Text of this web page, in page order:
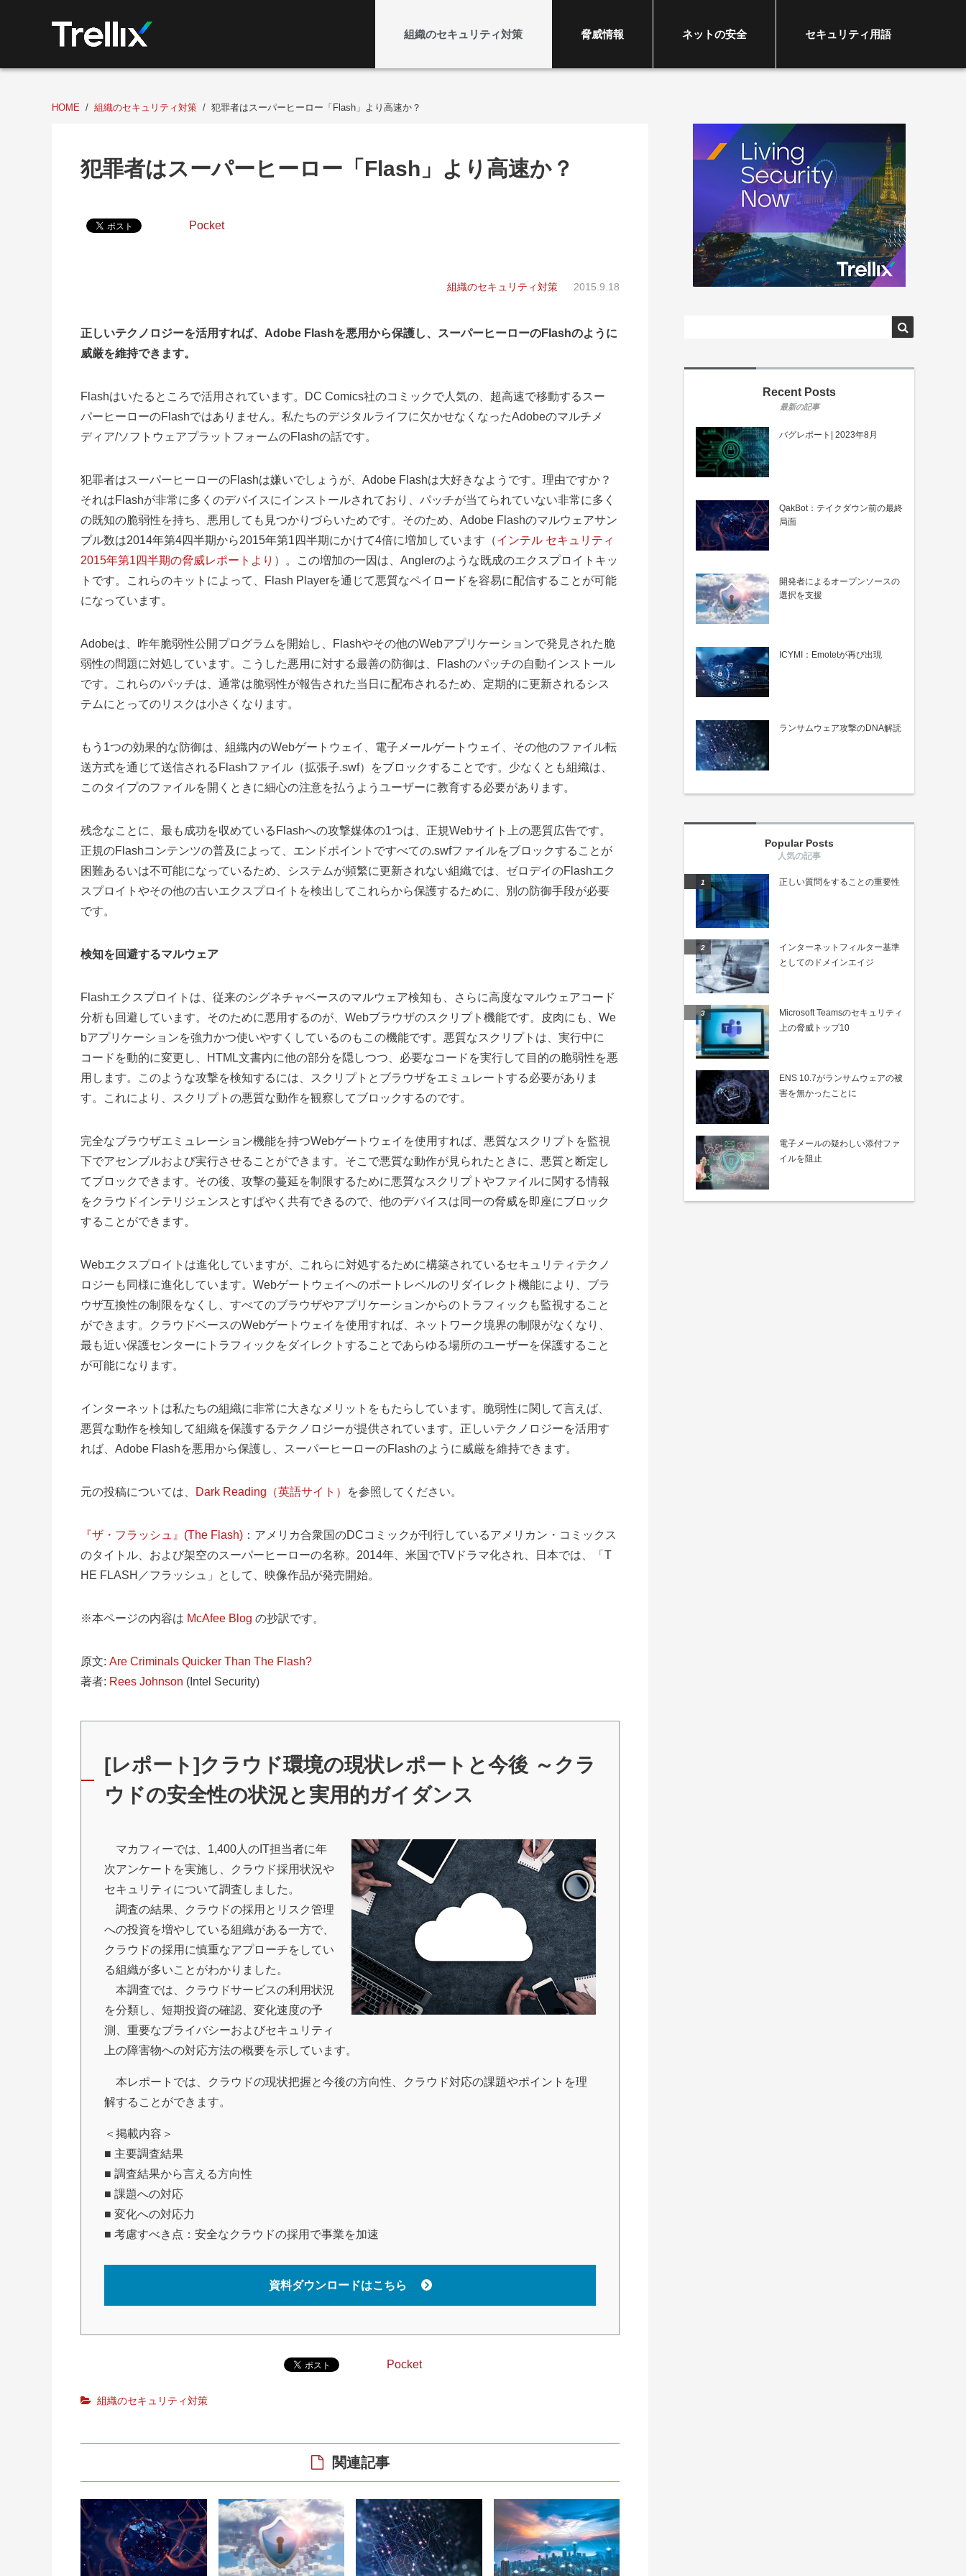
組織のセキュリティ対策 脅威情報 ネットの安全 セキュリティ用語
HOME 組織のセキュリティ対策 犯罪者はスーパーヒーロー「Flash」より高速か？
犯罪者はスーパーヒーロー「Flash」より高速か？
Pocket
組織のセキュリティ対策 2015.9.18
正しいテクノロジーを活用すれば、Adobe Flashを悪用から保護し、スーパーヒーローのFlashのように
威厳を維持できます。
Flashはいたるところで活用されています。DC Comics社のコミックで人気の、超高速で移動するスー
パーヒーローのFlashではありません。私たちのデジタルライフに欠かせなくなったAdobeのマルチメ
ディア/ソフトウェアプラットフォームのFlashの話です。
犯罪者はスーパーヒーローのFlashは嫌いでしょうが、Adobe Flashは大好きなようです。理由ですか？
それはFlashが非常に多くのデバイスにインストールされており、パッチが当てられていない非常に多く
の既知の脆弱性を持ち、悪用しても見つかりづらいためです。そのため、Adobe Flashのマルウェアサン
プル数は2014年第4四半期から2015年第1四半期にかけて4倍に増加しています（インテル セキュリティ
2015年第1四半期の脅威レポートより ）。この増加の一因は、Anglerのような既成のエクスプロイトキッ
トです。これらのキットによって、Flash Playerを通じて悪質なペイロードを容易に配信することが可能
になっています。
Adobeは、昨年脆弱性公開プログラムを開始し、Flashやその他のWebアプリケーションで発見された脆
弱性の問題に対処しています。こうした悪用に対する最善の防御は、Flashのパッチの自動インストール
です。これらのパッチは、通常は脆弱性が報告された当日に配布されるため、定期的に更新されるシス
テムにとってのリスクは小さくなります。
もう1つの効果的な防御は、組織内のWebゲートウェイ、電子メールゲートウェイ、その他のファイル転
送方式を通じて送信されるFlashファイル（拡張子.swf）をブロックすることです。少なくとも組織は、
このタイプのファイルを開くときに細心の注意を払うようユーザーに教育する必要があります。
残念なことに、最も成功を収めているFlashへの攻撃媒体の1つは、正規Webサイト上の悪質広告です。
正規のFlashコンテンツの普及によって、エンドポイントですべての.swfファイルをブロックすることが
困難あるいは不可能になっているため、システムが頻繁に更新されない組織では、ゼロデイのFlashエク
スプロイトやその他の古いエクスプロイトを検出してこれらから保護するために、別の防御手段が必要
です。
検知を回避するマルウェア
Flashエクスプロイトは、従来のシグネチャベースのマルウェア検知も、さらに高度なマルウェアコード
分析も回避しています。そのために悪用するのが、Webブラウザのスクリプト機能です。皮肉にも、We
bアプリケーションを強力かつ使いやすくしているのもこの機能です。悪質なスクリプトは、実行中に
コードを動的に変更し、HTML文書内に他の部分を隠しつつ、必要なコードを実行して目的の脆弱性を悪
用します。このような攻撃を検知するには、スクリプトとブラウザをエミュレートする必要がありま
す。これにより、スクリプトの悪質な動作を観察してブロックするのです。
完全なブラウザエミュレーション機能を持つWebゲートウェイを使用すれば、悪質なスクリプトを監視
下でアセンブルおよび実行させることができます。そこで悪質な動作が見られたときに、悪質と断定し
てブロックできます。その後、攻撃の蔓延を制限するために悪質なスクリプトやファイルに関する情報
をクラウドインテリジェンスとすばやく共有できるので、他のデバイスは同一の脅威を即座にブロック
することができます。
Webエクスプロイトは進化していますが、これらに対処するために構築されているセキュリティテクノ
ロジーも同様に進化しています。Webゲートウェイへのポートレベルのリダイレクト機能により、ブラ
ウザ互換性の制限をなくし、すべてのブラウザやアプリケーションからのトラフィックも監視すること
ができます。クラウドベースのWebゲートウェイを使用すれば、ネットワーク境界の制限がなくなり、
最も近い保護センターにトラフィックをダイレクトすることであらゆる場所のユーザーを保護すること
が可能になります。
インターネットは私たちの組織に非常に大きなメリットをもたらしています。脆弱性に関して言えば、
悪質な動作を検知して組織を保護するテクノロジーが提供されています。正しいテクノロジーを活用す
れば、Adobe Flashを悪用から保護し、スーパーヒーローのFlashのように威厳を維持できます。
元の投稿については、 Dark Reading（英語サイト） を参照してください。
『ザ・フラッシュ』(The Flash) ：アメリカ合衆国のDCコミックが刊行しているアメリカン・コミックス
のタイトル、および架空のスーパーヒーローの名称。2014年、米国でTVドラマ化され、日本では、「T
HE FLASH／フラッシュ」として、映像作品が発売開始。
※本ページの内容は McAfee Blog の抄訳です。
原文: Are Criminals Quicker Than The Flash?
著者: Rees Johnson (Intel Security)
[レポート]クラウド環境の現状レポートと今後 ～クラ
ウドの安全性の状況と実用的ガイダンス
マカフィーでは、1,400人のIT担当者に年
次アンケートを実施し、クラウド採用状況や
セキュリティについて調査しました。
調査の結果、クラウドの採用とリスク管理
への投資を増やしている組織がある一方で、
クラウドの採用に慎重なアプローチをしてい
る組織が多いことがわかりました。
本調査では、クラウドサービスの利用状況
を分類し、短期投資の確認、変化速度の予
測、重要なプライバシーおよびセキュリティ
上の障害物への対応方法の概要を示しています。
本レポートでは、クラウドの現状把握と今後の方向性、クラウド対応の課題やポイントを理
解することができます。
＜掲載内容＞
■ 主要調査結果
■ 調査結果から言える方向性
■ 課題への対応
■ 変化への対応力
■ 考慮すべき点：安全なクラウドの採用で事業を加速
資料ダウンロードはこちら
Pocket
組織のセキュリティ対策
関連記事
Recent Posts
バグレポート| 2023年8月
QakBot：テイクダウン前の最終
局面
開発者によるオープンソースの
選択を支援
ICYMI：Emotetが再び出現
ランサムウェア攻撃のDNA解読
Popular Posts
正しい質問をすることの重要性
インターネットフィルター基準
としてのドメインエイジ
Microsoft Teamsのセキュリティ
上の脅威トップ10
ENS 10.7がランサムウェアの被
害を無かったことに
電子メールの疑わしい添付ファ
イルを阻止